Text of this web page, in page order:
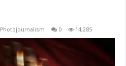
Photojournalism 0 14,285